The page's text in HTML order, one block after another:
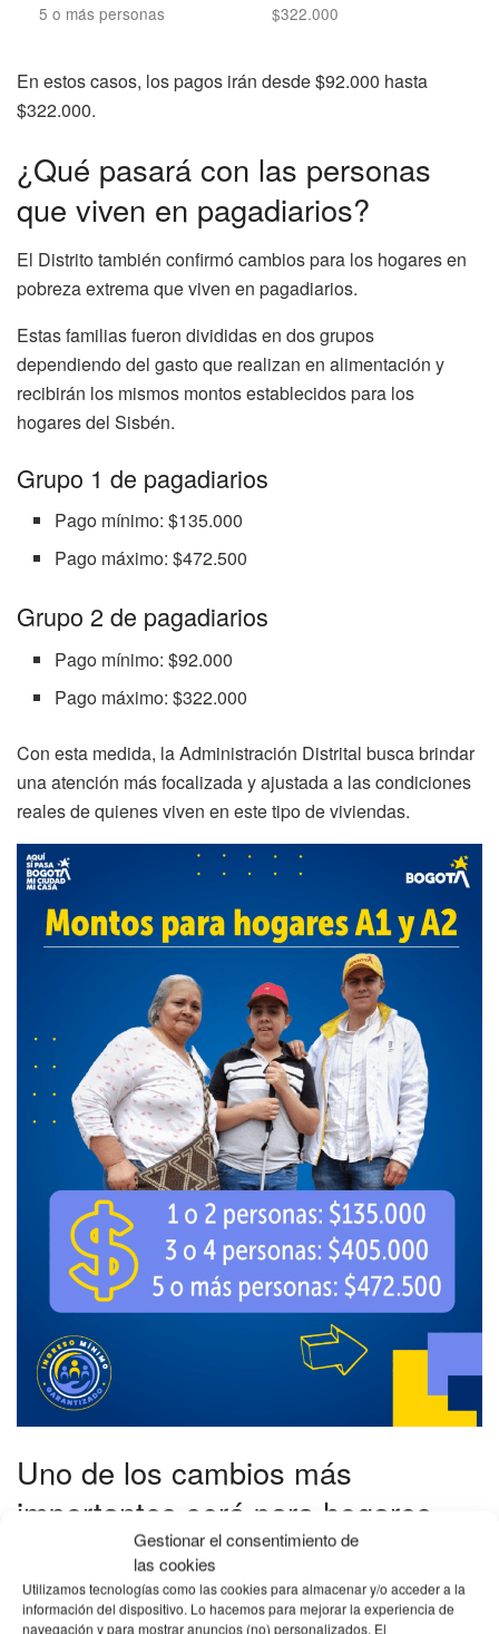
Gestionar el consentimiento de
las cookies
Utilizamos tecnologías como las cookies para almacenar y/o acceder a la
información del dispositivo. Lo hacemos para mejorar la experiencia de
navegación y para mostrar anuncios (no) personalizados. El
5 o más personas
$322.000
En estos casos, los pagos irán desde $92.000 hasta
$322.000.
¿Qué pasará con las personas
que viven en pagadiarios?
El Distrito también confirmó cambios para los hogares en
pobreza extrema que viven en pagadiarios.
Estas familias fueron divididas en dos grupos
dependiendo del gasto que realizan en alimentación y
recibirán los mismos montos establecidos para los
hogares del Sisbén.
Grupo 1 de pagadiarios
Pago mínimo: $135.000
Pago máximo: $472.500
Grupo 2 de pagadiarios
Pago mínimo: $92.000
Pago máximo: $322.000
Con esta medida, la Administración Distrital busca brindar
una atención más focalizada y ajustada a las condiciones
reales de quienes viven en este tipo de viviendas.
Uno de los cambios más
importantes será para hogares
Uno de los ajustes más relevantes para 2026 tiene que ver